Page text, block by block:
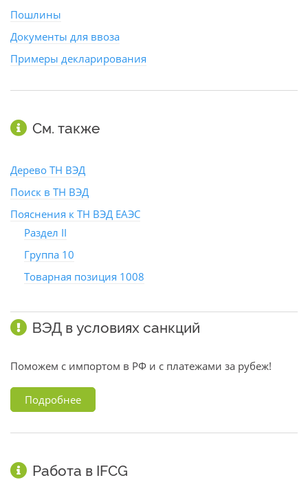
Пошлины
Документы для ввоза
Примеры декларирования
См. также
Дерево ТН ВЭД
Поиск в ТН ВЭД
Пояснения к ТН ВЭД ЕАЭС
Раздел II
Группа 10
Товарная позиция 1008
ВЭД в условиях санкций
Поможем с импортом в РФ и с платежами за рубеж!
Подробнее
Работа в IFCG